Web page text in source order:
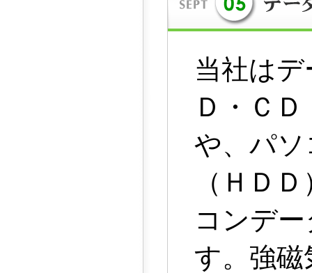
当社は
Ｄ・Ｃ
や、パ
（ＨＤ
コンデ
す。強